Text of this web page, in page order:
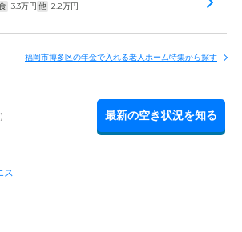
3.3万円 他 2.2万円
福岡市博多区の年金で入れる老人ホーム特集から探す
最新の空き状況を知る
ス